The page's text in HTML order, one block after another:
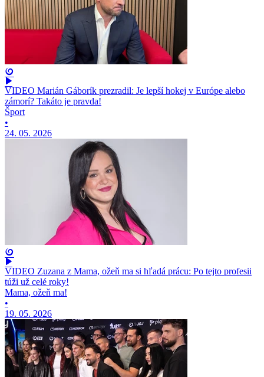
VIDEO Marián Gáborík prezradil: Je lepší hokej v Európe alebo
zámorí? Takáto je pravda!
Šport
•
24. 05. 2026
VIDEO Zuzana z Mama, ožeň ma si hľadá prácu: Po tejto profesii
túži už celé roky!
Mama, ožeň ma!
•
19. 05. 2026